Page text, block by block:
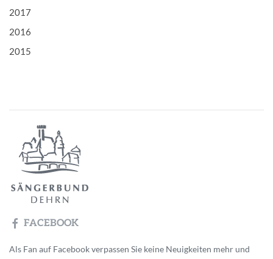
2017
2016
2015
FACEBOOK
Als Fan auf Facebook verpassen Sie keine Neuigkeiten mehr und